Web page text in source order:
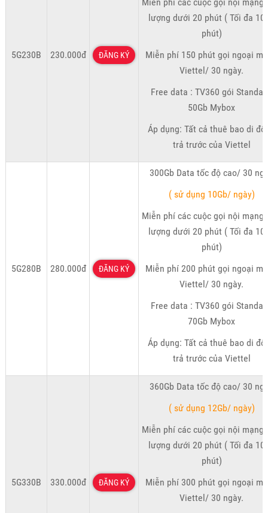
5G230B 230.000đ ĐĂNG KÝ
lượng dưới 20 phút ( Tối đa
phút)
Miễn phí 150 phút gọi ngoại
Viettel/ 30 ngày.
Free data : TV360 gói
50Gb Mybox
Áp dụng: Tất cả thuê bao di
trả trước của Viettel
5G280B 280.000đ ĐĂNG KÝ
300Gb Data tốc độ cao/ 30
( sử dụng 10Gb/ ngày)
Miễn phí các cuộc gọi nội mạng
lượng dưới 20 phút ( Tối đa
phút)
Miễn phí 200 phút gọi ngoại
Viettel/ 30 ngày.
Free data : TV360 gói
70Gb Mybox
Áp dụng: Tất cả thuê bao di
trả trước của Viettel
5G330B 330.000đ ĐĂNG KÝ
360Gb Data tốc độ cao/ 30
( sử dụng 12Gb/ ngày)
Miễn phí các cuộc gọi nội mạng
lượng dưới 20 phút ( Tối đa
phút)
Miễn phí 300 phút gọi ngoại
Viettel/ 30 ngày.